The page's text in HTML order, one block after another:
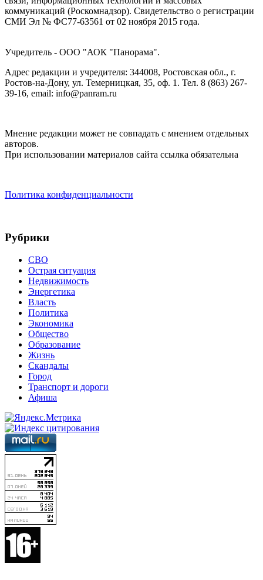
коммуникаций (Роскомнадзор). Cвидетельство о регистрации
СМИ Эл № ФС77-63561 от 02 ноября 2015 года.
Учредитель - ООО "АОК "Панорама".
Адрес редакции и учредителя: 344008, Ростовская обл., г.
Ростов-на-Дону, ул. Темерницкая, 35, оф. 1. Тел. 8 (863) 267-
39-16, email: info@panram.ru
Мнение редакции может не совпадать с мнением отдельных
авторов.
При использовании материалов сайта ссылка обязательна
Политика конфиденциальности
Рубрики
СВО
Острая ситуация
Недвижимость
Энергетика
Власть
Политика
Экономика
Общество
Образование
Жизнь
Скандалы
Город
Транспорт и дороги
Афиша